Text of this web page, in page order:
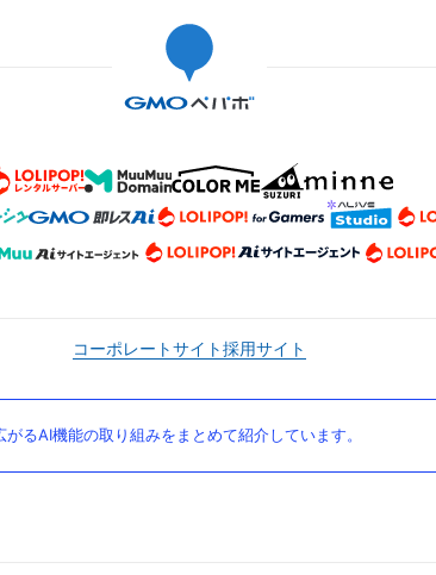
コーポレートサイト採用サイト
るAI機能の取り組みをまとめて紹介しています。